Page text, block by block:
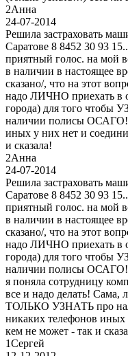
2Анна
24-07-2014
Решила застраховать
Саратове 8 8452 30 93
приятный голос. на мой
в наличии в настоящее
сказано/, что на этот
надо ЛИЧНО приехать в
города) для того чтобы
наличии полисы
иных у них нет и
и сказала!
2Анна
24-07-2014
Решила застраховать
Саратове 8 8452 30 93
приятный голос. на мой
в наличии в настоящее
сказано/, что на этот
надо ЛИЧНО приехать в
города) для того чтобы
наличии полисы
я поняла сотрудницу
все и надо делать! Сама,
ТОЛЬКО УЗНАТЬ про
никаких телефонов иных
кем не может - так и
1Сергей